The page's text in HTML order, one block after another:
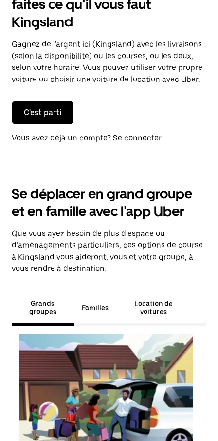
faites ce qu'il vous faut
Kingsland
Gagnez de l'argent ici (Kingsland) avec les livraisons
(selon la disponibilité) ou les courses, ou les deux,
selon votre horaire. Vous pouvez utiliser votre propre
voiture ou choisir une voiture de location avec Uber.
C'est parti
Vous avez déjà un compte? Se connecter
Se déplacer en grand groupe
et en famille avec l'app Uber
Que vous ayez besoin de plus d’espace ou
d’aménagements particuliers, ces options de course
à Kingsland vous aideront, vous et votre groupe, à
vous rendre à destination.
Grands
groupes
Familles
Location de
voitures